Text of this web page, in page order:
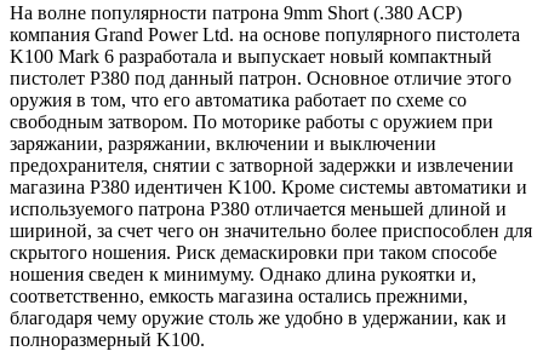
На волне популярности патрона 9mm Short (.380 ACP)
компания Grand Power Ltd. на основе популярного пистолета
K100 Mark 6 разработала и выпускает новый компактный
пистолет P380 под данный патрон. Основное отличие этого
оружия в том, что его автоматика работает по схеме со
свободным затвором. По моторике работы с оружием при
заряжании, разряжании, включении и выключении
предохранителя, снятии с затворной задержки и извлечении
магазина P380 идентичен K100. Кроме системы автоматики и
используемого патрона P380 отличается меньшей длиной и
шириной, за счет чего он значительно более приспособлен для
скрытого ношения. Риск демаскировки при таком способе
ношения сведен к минимуму. Однако длина рукоятки и,
соответственно, емкость магазина остались прежними,
благодаря чему оружие столь же удобно в удержании, как и
полноразмерный K100.